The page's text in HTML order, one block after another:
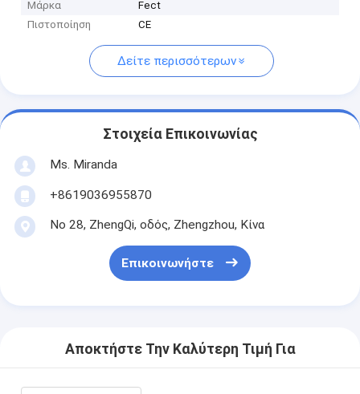
Μάρκα
Fect
Πιστοποίηση
CE
Δείτε περισσότερων
Στοιχεία Επικοινωνίας
Ms. Miranda
+8619036955870
Νο 28, ZhengQi, οδός, Zhengzhou, Κίνα
Επικοινωνήστε
Αποκτήστε Την Καλύτερη Τιμή Για